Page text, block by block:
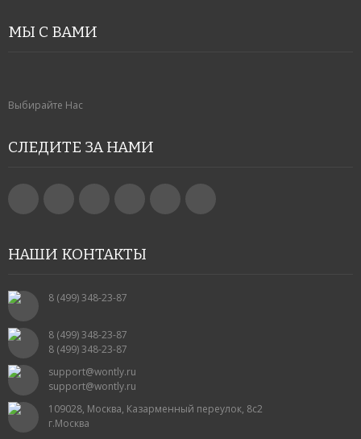
МЫ С ВАМИ
Выбирайте Нас
СЛЕДИТЕ ЗА НАМИ
НАШИ КОНТАКТЫ
8 (499) 348-23-87
8 (499) 348-23-87
8 (499) 348-23-87
support@wontly.ru
support@wontly.ru
109028, Москва, Казарменный переулок, 8с2
г.Москва